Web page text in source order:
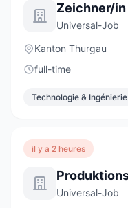
Universal-Job
Kanton Thurgau
full-time
Technologie & Ingénierie
il y a 2 heures
Universal-Job